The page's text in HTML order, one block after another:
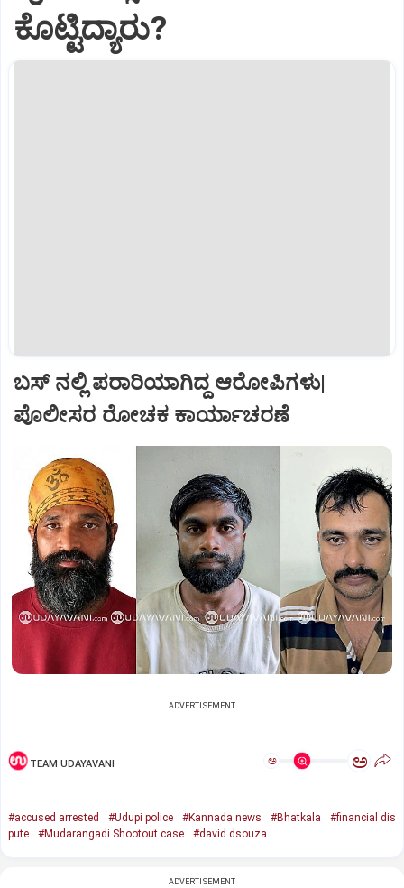
ಕೊಟ್ಟಿದ್ಯಾರು?
ಬಸ್‌ ನಲ್ಲಿ ಪರಾರಿಯಾಗಿದ್ದ ಆರೋಪಿಗಳು|
ಪೊಲೀಸರ ರೋಚಕ ಕಾರ್ಯಾಚರಣೆ
ADVERTISEMENT
TEAM UDAYAVANI ಅ ಅ
#accused arrested #Udupi police #Kannada news #Bhatkala
#financial dis
pute
#Mudarangadi Shootout case #david dsouza
ADVERTISEMENT